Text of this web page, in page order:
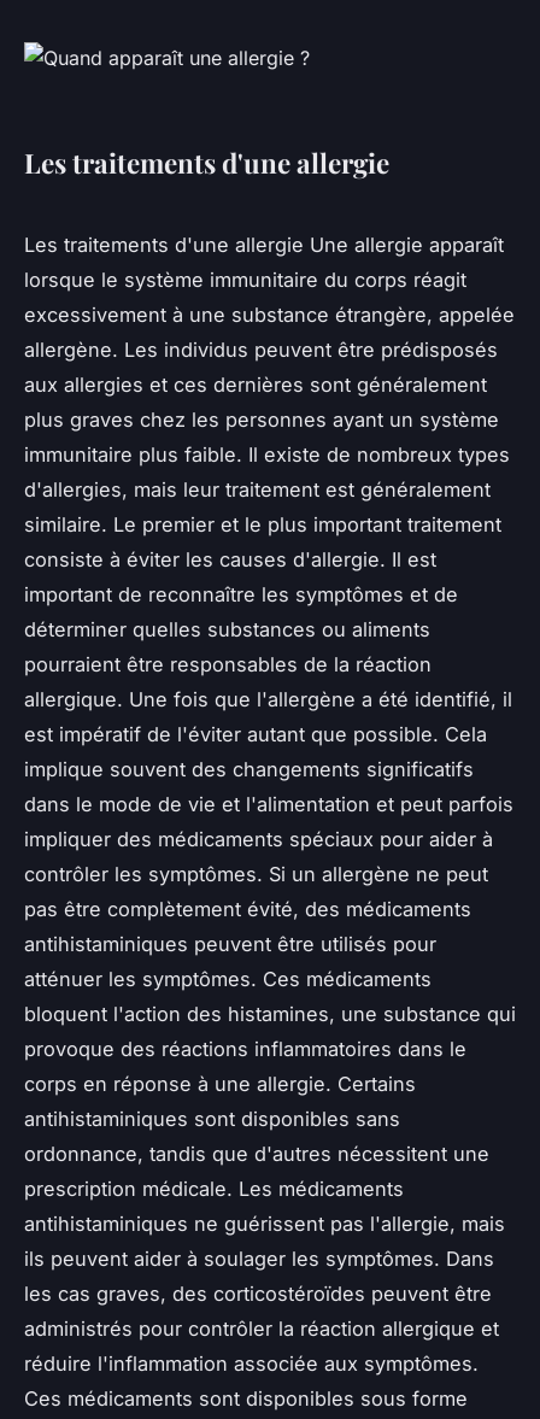
Les traitements d'une allergie
Les traitements d'une allergie Une allergie apparaît
lorsque le système immunitaire du corps réagit
excessivement à une substance étrangère, appelée
allergène. Les individus peuvent être prédisposés
aux allergies et ces dernières sont généralement
plus graves chez les personnes ayant un système
immunitaire plus faible. Il existe de nombreux types
d'allergies, mais leur traitement est généralement
similaire. Le premier et le plus important traitement
consiste à éviter les causes d'allergie. Il est
important de reconnaître les symptômes et de
déterminer quelles substances ou aliments
pourraient être responsables de la réaction
allergique. Une fois que l'allergène a été identifié, il
est impératif de l'éviter autant que possible. Cela
implique souvent des changements significatifs
dans le mode de vie et l'alimentation et peut parfois
impliquer des médicaments spéciaux pour aider à
contrôler les symptômes. Si un allergène ne peut
pas être complètement évité, des médicaments
antihistaminiques peuvent être utilisés pour
atténuer les symptômes. Ces médicaments
bloquent l'action des histamines, une substance qui
provoque des réactions inflammatoires dans le
corps en réponse à une allergie. Certains
antihistaminiques sont disponibles sans
ordonnance, tandis que d'autres nécessitent une
prescription médicale. Les médicaments
antihistaminiques ne guérissent pas l'allergie, mais
ils peuvent aider à soulager les symptômes. Dans
les cas graves, des corticostéroïdes peuvent être
administrés pour contrôler la réaction allergique et
réduire l'inflammation associée aux symptômes.
Ces médicaments sont disponibles sous forme